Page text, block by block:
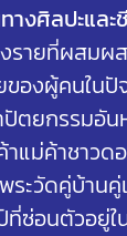
างศิลปะและ
รายที่ผสมผ
องผู้คนในปั
ปัตยกรรมอั
แม่ค้าชาวด
ระวัดคู่บ้าน
ซ่อนตัวอยู่ใ